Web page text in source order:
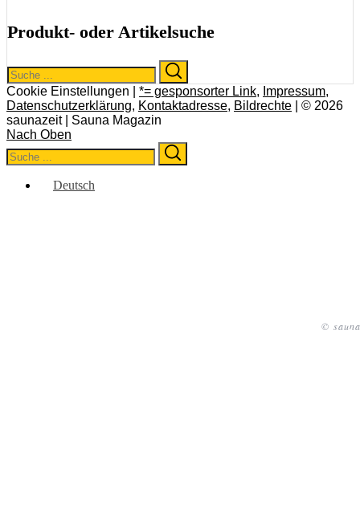
©
Produkt- oder Artikelsuche
Search
for:
Cookie Einstellungen | *= gesponsorter Link, Impressum,
Datenschutzerklärung, Kontaktadresse, Bildrechte | © 2026
saunazeit | Sauna Magazin
Nach Oben
Search
for:
Deutsch